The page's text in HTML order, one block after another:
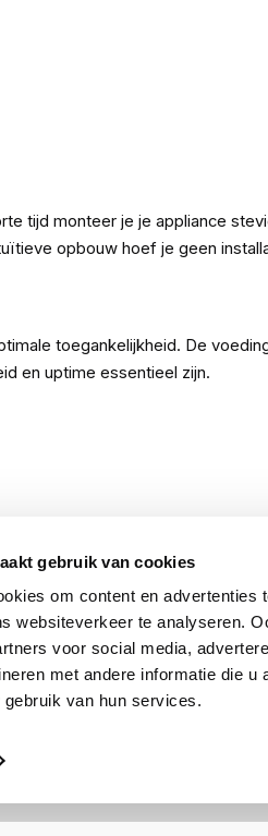
gebruik van cookies
om content en
websiteverkeer te analyseren.
voor social media,
met andere informatie die
van hun services.
tijd monteer je je appliance
opbouw hoef je geen
toegankelijkheid. De
en uptime essentieel zijn.